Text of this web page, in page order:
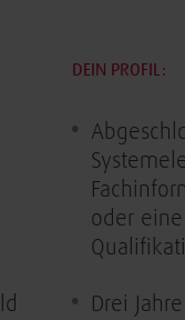
DEIN PROFIL:
oder
Drei